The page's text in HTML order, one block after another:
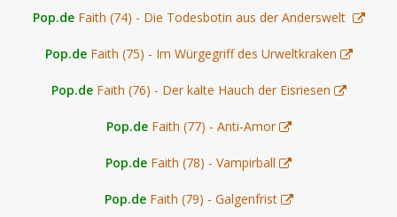
Pop.de Faith (74) - Die Todesbotin aus der Anderswelt
Pop.de Faith (75) - Im Würgegriff des Urweltkraken
Pop.de Faith (76) - Der kalte Hauch der Eisriesen
Pop.de Faith (77) - Anti-Amor
Pop.de Faith (78) - Vampirball
Pop.de Faith (79) - Galgenfrist